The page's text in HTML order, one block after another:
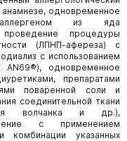
анамнезе, одновременное
аллергеном из яда
проведение процедуры
(ЛПНП-афереза) с
с использованием
AN69®), одновременное
препаратами
поваренной соли и
соединительной ткани
волчанка и др.),
с применением
комбинации указанных